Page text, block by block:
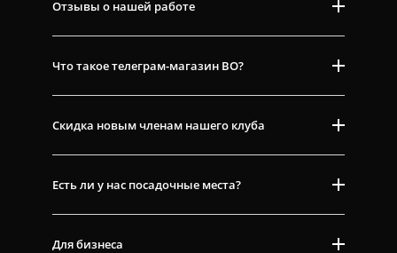
Отзывы о нашей работе
Что такое телеграм-магазин ВО?
Скидка новым членам нашего клуба
Есть ли у нас посадочные места?
Для бизнеса